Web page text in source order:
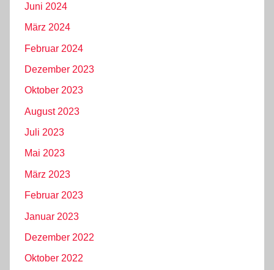
Juni 2024
März 2024
Februar 2024
Dezember 2023
Oktober 2023
August 2023
Juli 2023
Mai 2023
März 2023
Februar 2023
Januar 2023
Dezember 2022
Oktober 2022